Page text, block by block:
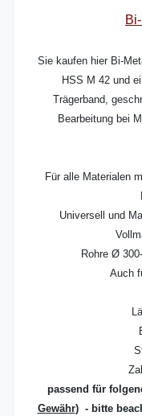
Sie kaufen hier Bi-
HSS M 42 und
Trägerband,
Bearbeitung bei
Für alle Materialen
Universell und
Rohre Ø
Auch
passend für
Gewähr) - bitte